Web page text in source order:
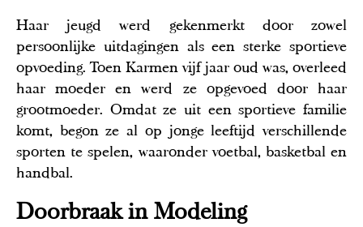
Haar jeugd werd gekenmerkt door zowel
persoonlijke uitdagingen als een sterke sportieve
opvoeding. Toen Karmen vijf jaar oud was, overleed
haar moeder en werd ze opgevoed door haar
grootmoeder. Omdat ze uit een sportieve familie
komt, begon ze al op jonge leeftijd verschillende
sporten te spelen, waaronder voetbal, basketbal en
handbal.
Doorbraak in Modeling